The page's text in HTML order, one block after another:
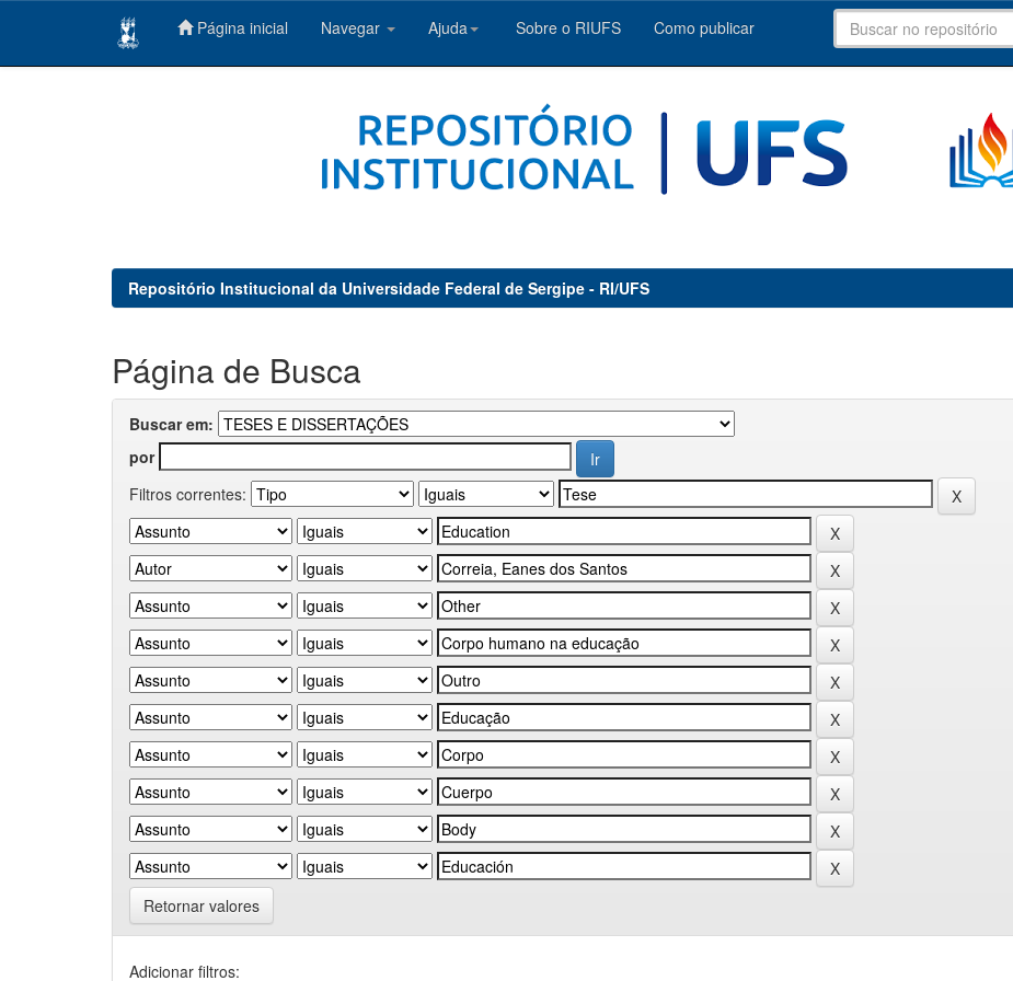
Página inicial Navegar Ajuda Sobre o RIUFS Como publicar
Repositório Institucional da Universidade Federal de Sergipe - RI/UFS
Página de Busca
Buscar em:
por
Filtros correntes:
Retornar valores
Adicionar filtros: